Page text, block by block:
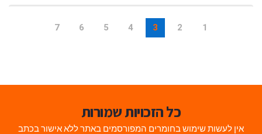
1
2
3
4
5
6
7
כל הזכויות שמורות
אין לעשות שימוש בחומרים המפורסמים באתר ללא אישור בכתב